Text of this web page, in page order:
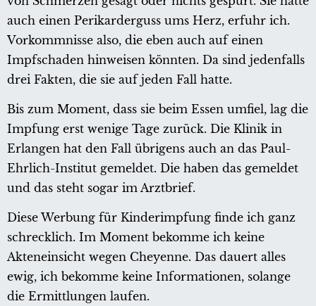
auch einen Perikarderguss ums Herz, erfuhr ich.
Vorkommnisse also, die eben auch auf einen
Impfschaden hinweisen könnten. Da sind jedenfalls
drei Fakten, die sie auf jeden Fall hatte.
Bis zum Moment, dass sie beim Essen umfiel, lag die
Impfung erst wenige Tage zurück. Die Klinik in
Erlangen hat den Fall übrigens auch an das Paul-
Ehrlich-Institut gemeldet. Die haben das gemeldet
und das steht sogar im Arztbrief.
Diese Werbung für Kinderimpfung finde ich ganz
schrecklich. Im Moment bekomme ich keine
Akteneinsicht wegen Cheyenne. Das dauert alles
ewig, ich bekomme keine Informationen, solange
die Ermittlungen laufen.